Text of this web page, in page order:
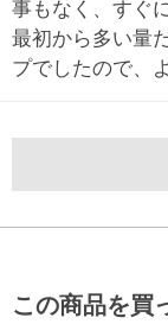
事もなく、すぐ
最初から多い量
プでしたので、
この商品を買